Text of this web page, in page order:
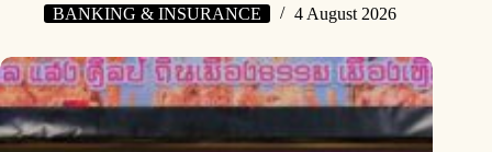
BANKING & INSURANCE 4 August 2026